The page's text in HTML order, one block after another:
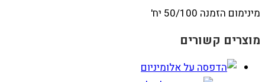
מינימום הזמנה 50/100 יח'
מוצרים קשורים